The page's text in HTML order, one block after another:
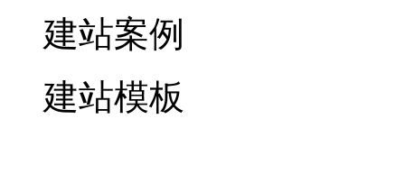
建站案例
建站模板